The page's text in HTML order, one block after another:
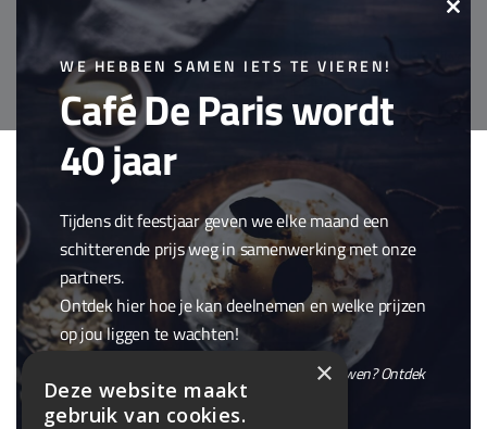
Copyright © 2018 Cafe de Paris. All Rights Reserved.
webdesign by
conversal
WE HEBBEN SAMEN IETS TE VIEREN!
Café De Paris wordt
40 jaar
Tijdens dit feestjaar geven we elke maand een
schitterende prijs weg in samenwerking met onze
partners.
Ontdek hier hoe je kan deelnemen en welke prijzen
op jou liggen te wachten!
En wil je niet alleen winnen, maar ook meebouwen? Ontdek
onze openstaandevacatures.
×
Deze website maakt
gebruik van cookies.